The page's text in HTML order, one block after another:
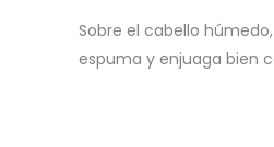
Sobre el cabello
espuma y enjuaga bien